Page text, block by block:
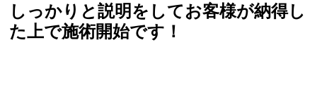
しっかりと説明をしてお客様が納得し
た上で施術開始です！